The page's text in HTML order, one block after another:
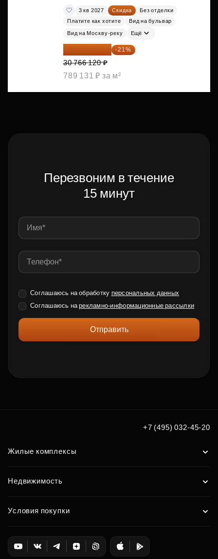
3 кв 2027 Скидка
Без отделки
Платите как хотите
Вид на бульвар
Вид на Москву-реку Ещё
24 305 235 ₽ -21%
30 766 120 ₽
789 131 ₽ за м²
Перезвоним в течение
15 минут
Соглашаюсь на обработку персональных данных
Соглашаюсь нарекламно-информационные рассылки
Отправить
+7 (495) 032-45-20
Жилые комплексы
Недвижимость
Условия покупки